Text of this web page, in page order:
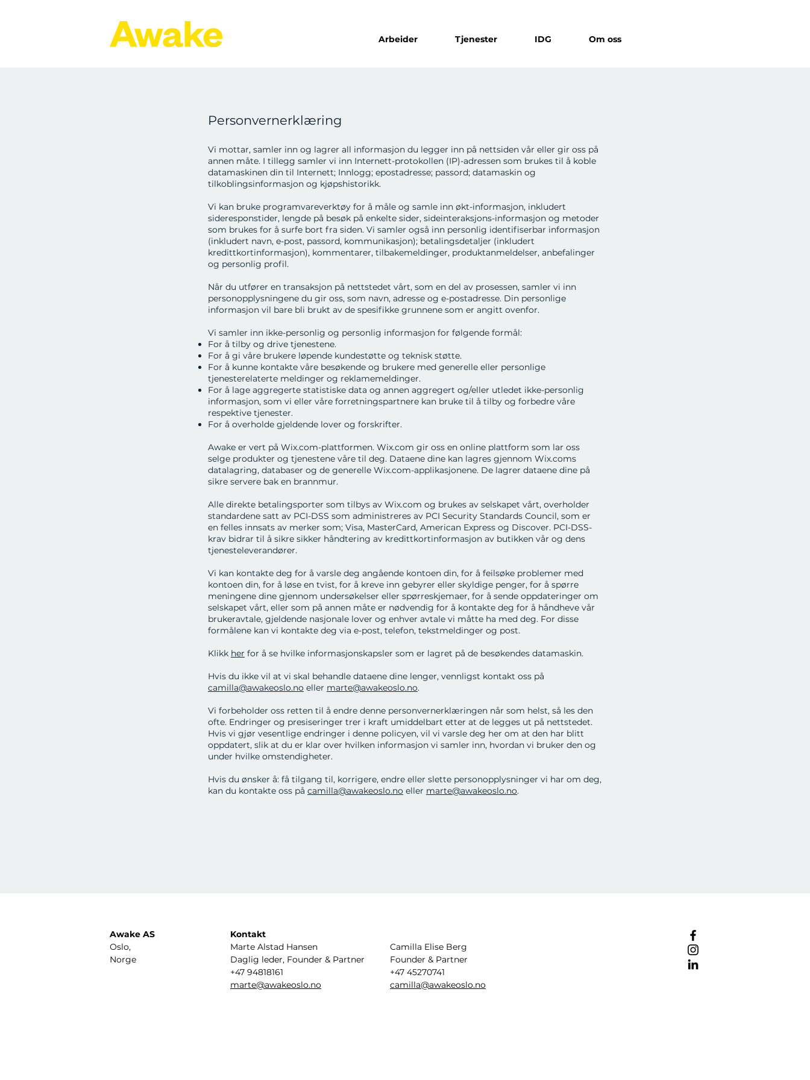
Arbeider Tjenester IDG Om oss
Personvernerklæring
Vi mottar, samler inn og lagrer all informasjon du legger inn på nettsiden vår eller gir oss på
annen måte. I tillegg samler vi inn Internett-protokollen (IP)-adressen som brukes til å koble
datamaskinen din til Internett; Innlogg; epostadresse; passord; datamaskin og
tilkoblingsinformasjon og kjøpshistorikk.
Vi kan bruke programvareverktøy for å måle og samle inn økt-informasjon, inkludert
sideresponstider, lengde på besøk på enkelte sider, sideinteraksjons-informasjon og metoder
som brukes for å surfe bort fra siden. Vi samler også inn personlig identifiserbar informasjon
(inkludert navn, e-post, passord, kommunikasjon); betalingsdetaljer (inkludert
kredittkortinformasjon), kommentarer, tilbakemeldinger, produktanmeldelser, anbefalinger
og personlig profil.
Når du utfører en transaksjon på nettstedet vårt, som en del av prosessen, samler vi inn
personopplysningene du gir oss, som navn, adresse og e-postadresse. Din personlige
informasjon vil bare bli brukt av de spesifikke grunnene som er angitt ovenfor.
Vi samler inn ikke-personlig og personlig informasjon for følgende formål:
For å tilby og drive tjenestene.
For å gi våre brukere løpende kundestøtte og teknisk støtte.
For å kunne kontakte våre besøkende og brukere med generelle eller personlige
tjenesterelaterte meldinger og reklamemeldinger.
For å lage aggregerte statistiske data og annen aggregert og/eller utledet ikke-personlig
informasjon, som vi eller våre forretningspartnere kan bruke til å tilby og forbedre våre
respektive tjenester.
For å overholde gjeldende lover og forskrifter.
Awake er vert på Wix.com-plattformen. Wix.com gir oss en online plattform som lar oss
selge produkter og tjenestene våre til deg. Dataene dine kan lagres gjennom Wix.coms
datalagring, databaser og de generelle Wix.com-applikasjonene. De lagrer dataene dine på
sikre servere bak en brannmur.
Alle direkte betalingsporter som tilbys av Wix.com og brukes av selskapet vårt, overholder
standardene satt av PCI-DSS som administreres av PCI Security Standards Council, som er
en felles innsats av merker som; Visa, MasterCard, American Express og Discover. PCI-DSS-
krav bidrar til å sikre sikker håndtering av kredittkortinformasjon av butikken vår og dens
tjenesteleverandører.
Vi kan kontakte deg for å varsle deg angående kontoen din, for å feilsøke problemer med
kontoen din, for å løse en tvist, for å kreve inn gebyrer eller skyldige penger, for å spørre
meningene dine gjennom undersøkelser eller spørreskjemaer, for å sende oppdateringer om
selskapet vårt, eller som på annen måte er nødvendig for å kontakte deg for å håndheve vår
brukeravtale, gjeldende nasjonale lover og enhver avtale vi måtte ha med deg. For disse
formålene kan vi kontakte deg via e-post, telefon, tekstmeldinger og post.
Klikk her for å se hvilke informasjonskapsler som er lagret på de besøkendes datamaskin.
Hvis du ikke vil at vi skal behandle dataene dine lenger, vennligst kontakt oss på
camilla@awakeoslo.no eller marte@awakeoslo.no.
Vi forbeholder oss retten til å endre denne personvernerklæringen når som helst, så les den
ofte. Endringer og presiseringer trer i kraft umiddelbart etter at de legges ut på nettstedet.
Hvis vi gjør vesentlige endringer i denne policyen, vil vi varsle deg her om at den har blitt
oppdatert, slik at du er klar over hvilken informasjon vi samler inn, hvordan vi bruker den og
under hvilke omstendigheter.
Hvis du ønsker å: få tilgang til, korrigere, endre eller slette personopplysninger vi har om deg,
kan du kontakte oss på camilla@awakeoslo.no eller marte@awakeoslo.no.
Awake AS
Oslo,
Norge
Kontakt
Marte Alstad Hansen
Daglig leder, Founder & Partner
+47 94818161
marte@awakeoslo.no
Camilla Elise Berg
Founder & Partner
+47 45270741
camilla@awakeoslo.no